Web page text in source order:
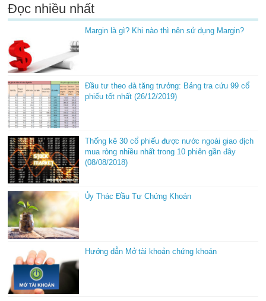
Đọc nhiều nhất
Margin là gì? Khi nào thì nên sử dụng Margin?
Đầu tư theo đà tăng trưởng: Bảng tra cứu 99 cổ
phiếu tốt nhất (26/12/2019)
Thống kê 30 cổ phiếu được nước ngoài giao dịch
mua ròng nhiều nhất trong 10 phiên gần đây
(08/08/2018)
Ủy Thác Đầu Tư Chứng Khoán
Hướng dẫn Mở tài khoản chứng khoán